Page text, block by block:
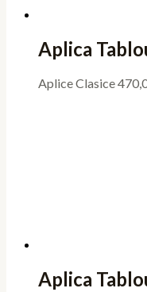
Aplica
Aplice Clasice
Aplica